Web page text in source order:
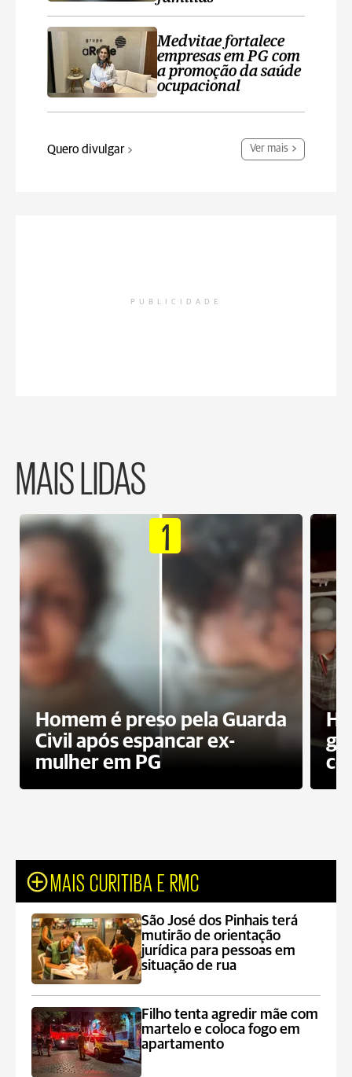
Medvitae fortalece
empresas em PG com
a promoção da saúde
ocupacional
Quero divulgar Ver mais
PUBLICIDADE
MAIS LIDAS
1
Homem é preso pela Guarda
Civil após espancar ex-
mulher em PG
MAIS CURITIBA E RMC
São José dos Pinhais terá
mutirão de orientação
jurídica para pessoas em
situação de rua
Filho tenta agredir mãe com
martelo e coloca fogo em
apartamento